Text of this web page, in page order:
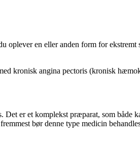
oplever en eller anden form for ekstremt
kronisk angina pectoris (kronisk
Det er et komplekst præparat, som både
bør denne type medicin